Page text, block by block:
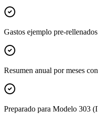
Gastos ejemplo pre-
Resumen anual por meses
Preparado para Modelo 303